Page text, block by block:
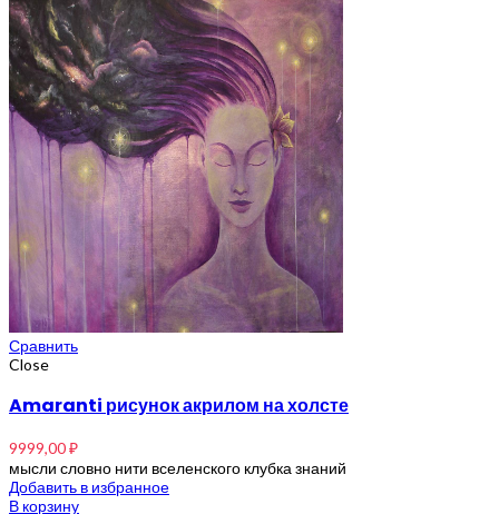
Сравнить
Close
Amaranti рисунок акрилом на холсте
9999,00₽
мысли словно нити вселенского клубка знаний
Добавить в избранное
В корзину